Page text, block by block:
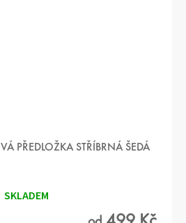
PŘEDLOŽKA STŘÍBRNÁ ŠEDÁ
SKLADEM